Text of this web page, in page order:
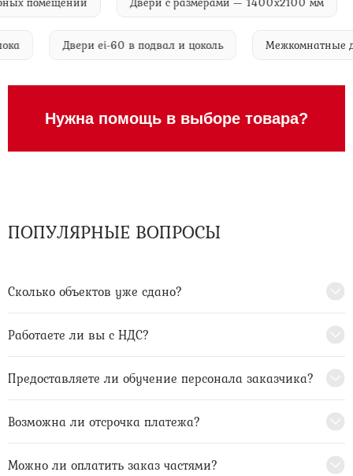
Двери ei-60 в подвал и цоколь
Нужна помощь в выборе товара?
ПОПУЛЯРНЫЕ ВОПРОСЫ
Сколько объектов уже сдано?
Работаете ли вы с НДС?
Предоставляете ли обучение персонала заказчика?
Возможна ли отсрочка платежа?
Можно ли оплатить заказ частями?